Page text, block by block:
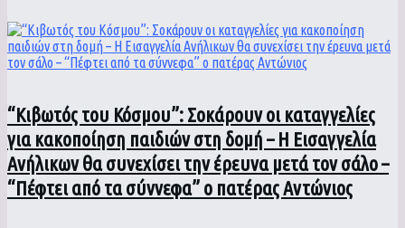
“Κιβωτός του Κόσμου”: Σοκάρουν οι καταγγελίες
για κακοποίηση παιδιών στη δομή – Η Εισαγγελία
Ανήλικων θα συνεχίσει την έρευνα μετά τον σάλο –
“Πέφτει από τα σύννεφα” ο πατέρας Αντώνιος